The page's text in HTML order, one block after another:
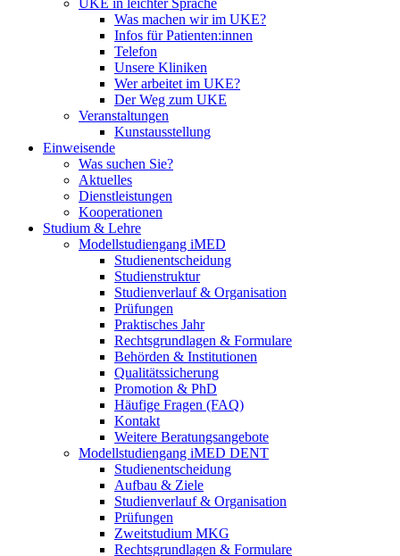
UKE in leichter Sprache
Was machen wir im UKE?
Infos für Patienten:innen
Telefon
Unsere Kliniken
Wer arbeitet im UKE?
Der Weg zum UKE
Veranstaltungen
Kunstausstellung
Einweisende
Was suchen Sie?
Aktuelles
Dienstleistungen
Kooperationen
Studium & Lehre
Modellstudiengang iMED
Studienentscheidung
Studienstruktur
Studienverlauf & Organisation
Prüfungen
Praktisches Jahr
Rechtsgrundlagen & Formulare
Behörden & Institutionen
Qualitätssicherung
Promotion & PhD
Häufige Fragen (FAQ)
Kontakt
Weitere Beratungsangebote
Modellstudiengang iMED DENT
Studienentscheidung
Aufbau & Ziele
Studienverlauf & Organisation
Prüfungen
Zweitstudium MKG
Rechtsgrundlagen & Formulare